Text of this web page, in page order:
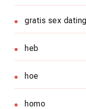
gratis sex dating
heb
hoe
homo